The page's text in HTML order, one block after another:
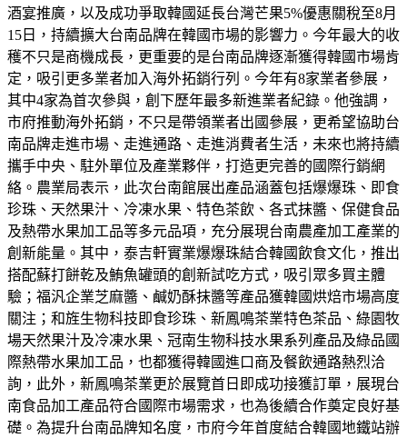
酒宴推廣，以及成功爭取韓國延長台灣芒果5%優惠關稅至8月
15日，持續擴大台南品牌在韓國市場的影響力。今年最大的收
穫不只是商機成長，更重要的是台南品牌逐漸獲得韓國市場肯
定，吸引更多業者加入海外拓銷行列。今年有8家業者參展，
其中4家為首次參與，創下歷年最多新進業者紀錄。他強調，
市府推動海外拓銷，不只是帶領業者出國參展，更希望協助台
南品牌走進市場、走進通路、走進消費者生活，未來也將持續
攜手中央、駐外單位及產業夥伴，打造更完善的國際行銷網
絡。農業局表示，此次台南館展出產品涵蓋包括爆爆珠、即食
珍珠、天然果汁、冷凍水果、特色茶飲、各式抹醬、保健食品
及熱帶水果加工品等多元品項，充分展現台南農產加工產業的
創新能量。其中，泰吉軒實業爆爆珠結合韓國飲食文化，推出
搭配蘇打餅乾及鮪魚罐頭的創新試吃方式，吸引眾多買主體
驗；福汎企業芝麻醬、鹹奶酥抹醬等產品獲韓國烘焙市場高度
關注；和旌生物科技即食珍珠、新鳳鳴茶業特色茶品、綠園牧
場天然果汁及冷凍水果、冠南生物科技水果系列產品及綠品國
際熱帶水果加工品，也都獲得韓國進口商及餐飲通路熱烈洽
詢，此外，新鳳鳴茶業更於展覽首日即成功接獲訂單，展現台
南食品加工產品符合國際市場需求，也為後續合作奠定良好基
礎。為提升台南品牌知名度，市府今年首度結合韓國地鐵站辦